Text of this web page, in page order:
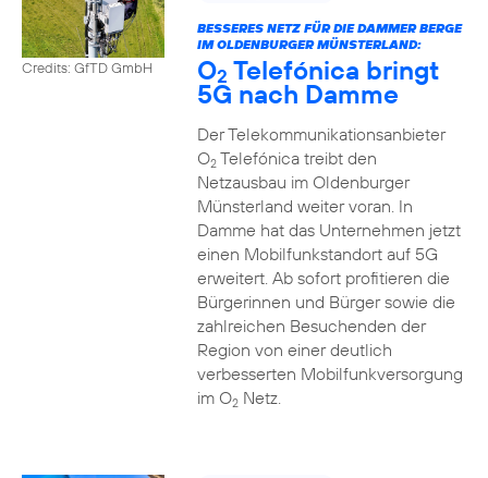
Credits: GfTD GmbH
BESSERES NETZ FÜR DIE DAMMER BERGE
IM OLDENBURGER MÜNSTERLAND:
O2 Telefónica bringt
5G nach Damme
Der Telekommunikationsanbieter
O2Telefónica treibt den
Netzausbau im Oldenburger
Münsterland weiter voran. In
Damme hat das Unternehmen jetzt
einen Mobilfunkstandort auf 5G
erweitert. Ab sofort profitieren die
Bürgerinnen und Bürger sowie die
zahlreichen Besuchenden der
Region von einer deutlich
verbesserten Mobilfunkversorgung
im O2Netz.